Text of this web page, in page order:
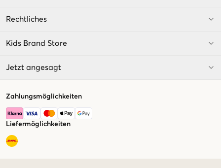
Rechtliches
Kids Brand Store
Jetzt angesagt
Zahlungsmöglichkeiten
Liefermöglichkeiten